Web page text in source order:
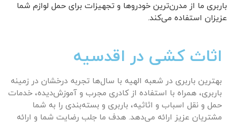
باربری ما از مدرن‌ترین خودروها و تجهیزات برای حمل لوازم شما
عزیزان استفاده می‌کند.
اثاث کشی در اقدسیه
بهترین باربری در شعبه الهیه با سال‌ها تجربه درخشان در زمینه
باربری، همراه با استفاده از کادری مجرب و آموزش‌دیده، خدمات
حمل و نقل اسباب و اثاثیه، باربری و بسته‌بندی را به شما
مشتریان عزیز ارائه می‌دهد. هدف ما جلب رضایت شما و ارائه